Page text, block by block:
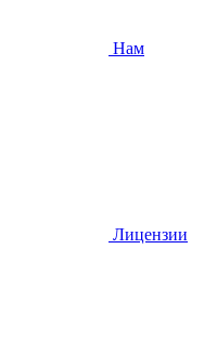
Нам
Лицензии